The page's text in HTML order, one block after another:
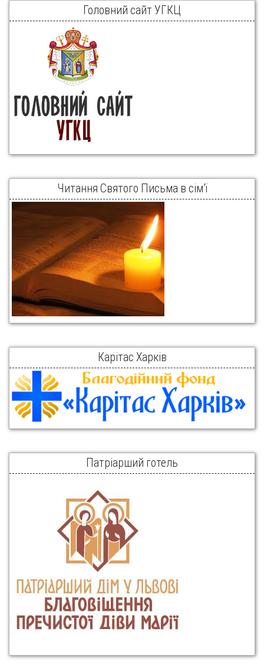
Головний сайт УГКЦ
Читання Святого Письма в сім’ї
Карітас Харків
Патріарший готель